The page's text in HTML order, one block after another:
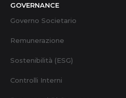
GOVERNANCE
Governo Societario
Remunerazione
Sostenibilità (ESG)
Controlli Interni